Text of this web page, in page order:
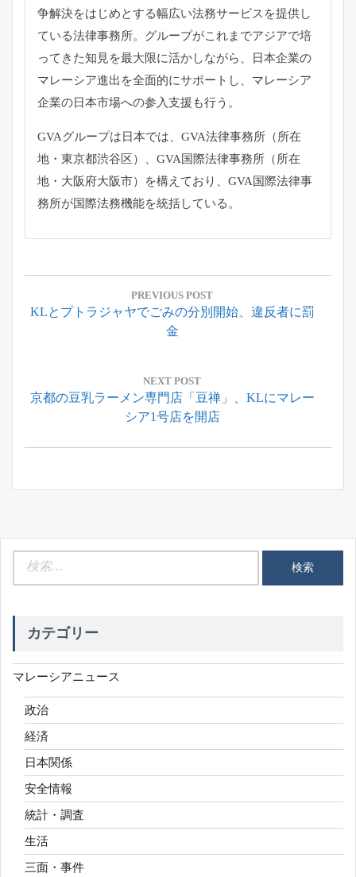
争解決をはじめとする幅広い法務サービスを提供し
ている法律事務所。グループがこれまでアジアで培
ってきた知見を最大限に活かしながら、日本企業の
マレーシア進出を全面的にサポートし、マレーシア
企業の日本市場への参入支援も行う。
GVAグループは日本では、GVA法律事務所（所在
地・東京都渋谷区）、GVA国際法律事務所（所在
地・大阪府大阪市）を構えており、GVA国際法律事
務所が国際法務機能を統括している。
投
ナ
シ
ン
PREVIOUS POST
Previous
KLとプトラジャヤでごみの分別開始、違反者に罰
金
NEXT POST
Next
京都の豆乳ラーメン専門店「豆禅」、KLにマレー
シア1号店を開店
カテゴリー
マレーシアニュース
政治
経済
日本関係
安全情報
統計・調査
生活
三面・事件